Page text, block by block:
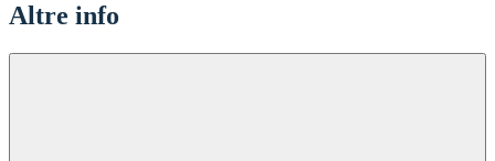
Altre info